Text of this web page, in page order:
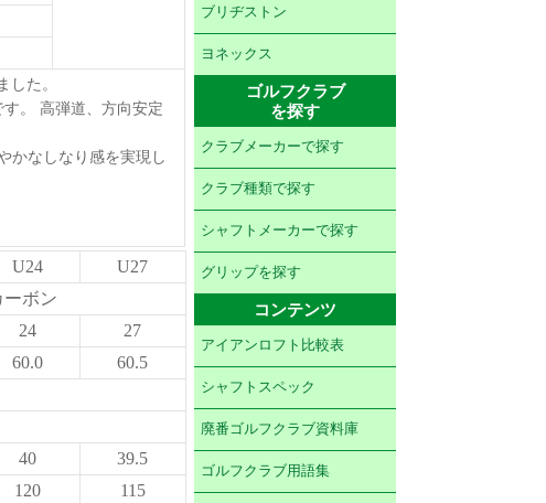
した。
。 高弾道、方向安定
かなしなり感を実現し
U24
U27
ーボン
24
27
60.0
60.5
40
39.5
120 115
ブリヂストン
ヨネックス
ゴルフクラブ
を探す
クラブメーカーで探す
クラブ種類で探す
シャフトメーカーで探す
グリップを探す
コンテンツ
アイアンロフト比較表
シャフトスペック
廃番ゴルフクラブ資料庫
ゴルフクラブ用語集